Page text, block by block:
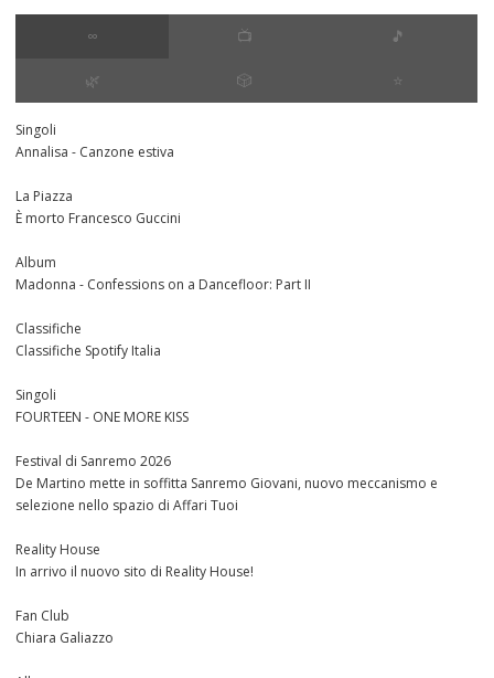
∞ 📺 🎵
🌿 🎲 ⭐️
Singoli
Annalisa - Canzone estiva
La Piazza
È morto Francesco Guccini
Album
Madonna - Confessions on a Dancefloor: Part II
Classifiche
Classifiche Spotify Italia
Singoli
FOURTEEN - ONE MORE KISS
Festival di Sanremo 2026
De Martino mette in soffitta Sanremo Giovani, nuovo meccanismo e
selezione nello spazio di Affari Tuoi
Reality House
In arrivo il nuovo sito di Reality House!
Fan Club
Chiara Galiazzo